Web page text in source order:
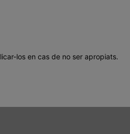
los en cas de no ser apropiats.